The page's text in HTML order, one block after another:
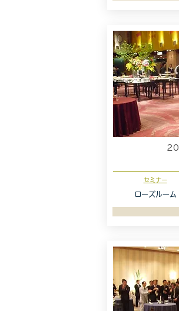
セミナー
ローズルーム